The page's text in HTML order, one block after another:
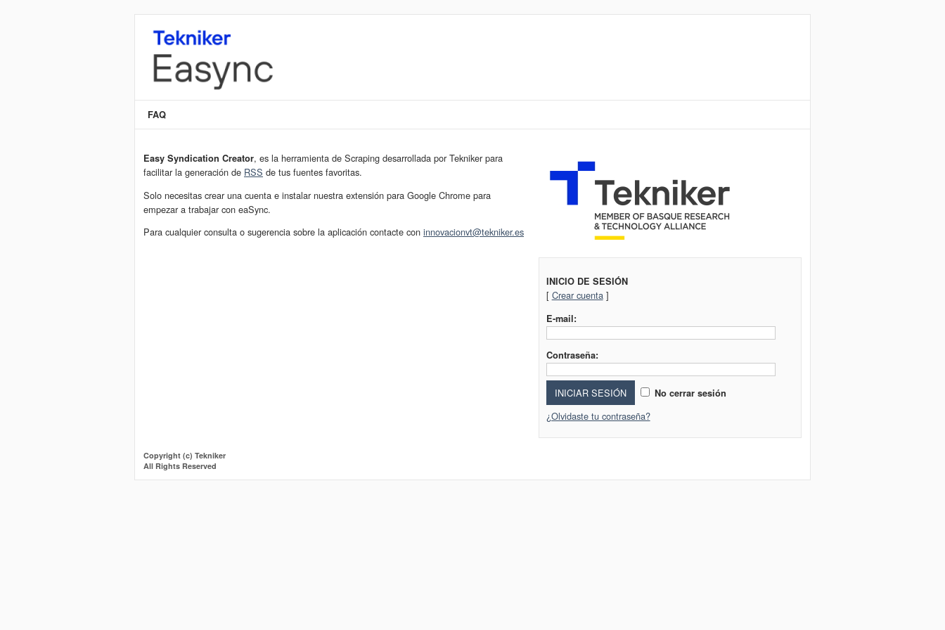
FAQ
Easy Syndication Creator, es la herramienta de Scraping desarrollada por Tekniker para
facilitar la generación de RSS de tus fuentes favoritas.
Solo necesitas crear una cuenta e instalar nuestra extensión para Google Chrome para
empezar a trabajar con eaSync.
Para cualquier consulta o sugerencia sobre la aplicación contacte con innovacionvt@tekniker.es
INICIO DE SESIÓN
[ Crear cuenta ]
E-mail:
Contraseña:
INICIAR SESIÓN No cerrar sesión
¿Olvidaste tu contraseña?
Copyright (c) Tekniker
All Rights Reserved